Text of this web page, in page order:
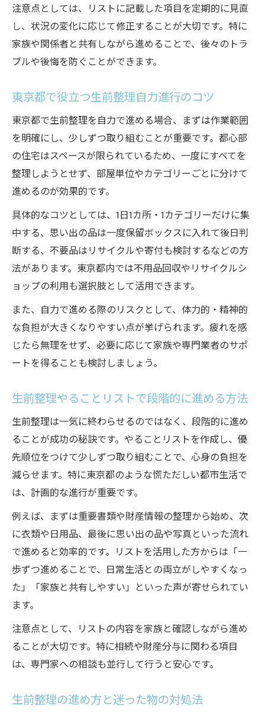
注意点としては、リストに記載した項目を定期的に見直
し、状況の変化に応じて修正することが大切です。特に
家族や関係者と共有しながら進めることで、後々のトラ
ブルや後悔を防ぐことができます。
東京都で役立つ生前整理自力進行のコツ
東京都で生前整理を自力で進める場合、まずは作業範囲
を明確にし、少しずつ取り組むことが重要です。都心部
の住宅はスペースが限られているため、一度にすべてを
整理しようとせず、部屋単位やカテゴリーごとに分けて
進めるのが効果的です。
具体的なコツとしては、1日1カ所・1カテゴリーだけに集
中する、思い出の品は一度保留ボックスに入れて後日判
断する、不要品はリサイクルや寄付も検討するなどの方
法があります。東京都内では不用品回収やリサイクルシ
ョップの利用も選択肢として活用できます。
また、自力で進める際のリスクとして、体力的・精神的
な負担が大きくなりやすい点が挙げられます。疲れを感
じたら無理をせず、必要に応じて家族や専門業者のサポ
ートを得ることも検討しましょう。
生前整理やることリストで段階的に進める方法
生前整理は一気に終わらせるのではなく、段階的に進め
ることが成功の秘訣です。やることリストを作成し、優
先順位をつけて少しずつ取り組むことで、心身の負担を
減らせます。特に東京都のような慌ただしい都市生活で
は、計画的な進行が重要です。
例えば、まずは重要書類や財産情報の整理から始め、次
に衣類や日用品、最後に思い出の品や写真といった流れ
で進めると効率的です。リストを活用した方からは「一
歩ずつ進めることで、日常生活との両立がしやすくなっ
た」「家族と共有しやすい」といった声が寄せられてい
ます。
注意点として、リストの内容を家族と確認しながら進め
ることが大切です。特に相続や財産分与に関わる項目
は、専門家への相談も並行して行うと安心です。
生前整理の進め方と迷った物の対処法